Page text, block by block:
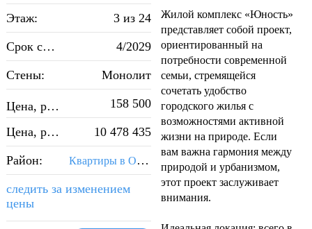
Этаж: 3 из 24
Срок сдачи: 4/2029
Стены: Монолит
Цена, руб./м 158 500
Цена, руб.: 10 478 435
Район: Квартиры в Октябрьском районе Самары
следить за изменением
цены
Жилой комплекс «Юность»
представляет собой проект,
ориентированный на
потребности современной
семьи, стремящейся
сочетать удобство
городского жилья с
возможностями активной
жизни на природе. Если
вам важна гармония между
природой и урбанизмом,
этот проект заслуживает
внимания.